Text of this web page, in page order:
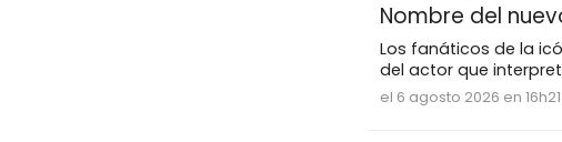
Nombre del
Los fanáticos de la
del actor que
el 6 agosto 2026 en 16h21